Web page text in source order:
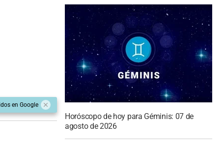
en Google
Horóscopo de hoy para Géminis: 07 de
agosto de 2026